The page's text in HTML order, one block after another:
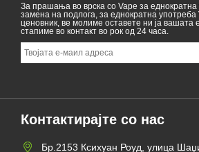
За прашања во врска со Vape за еднократна
замена на подлога, за еднократна
ценовник, ве молиме оставете ни ја вашата
стапиме во контакт во рок од 24 часа.
Контактирајте со нас
Бр.2153 Ксихуан Роуд, улица